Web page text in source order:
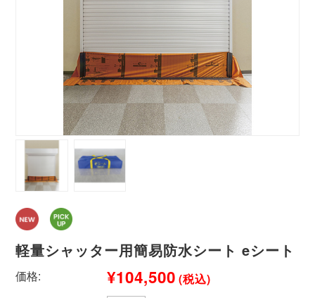
軽量シャッター用簡易防水シート eシート
価格: ¥104,500 (税込)